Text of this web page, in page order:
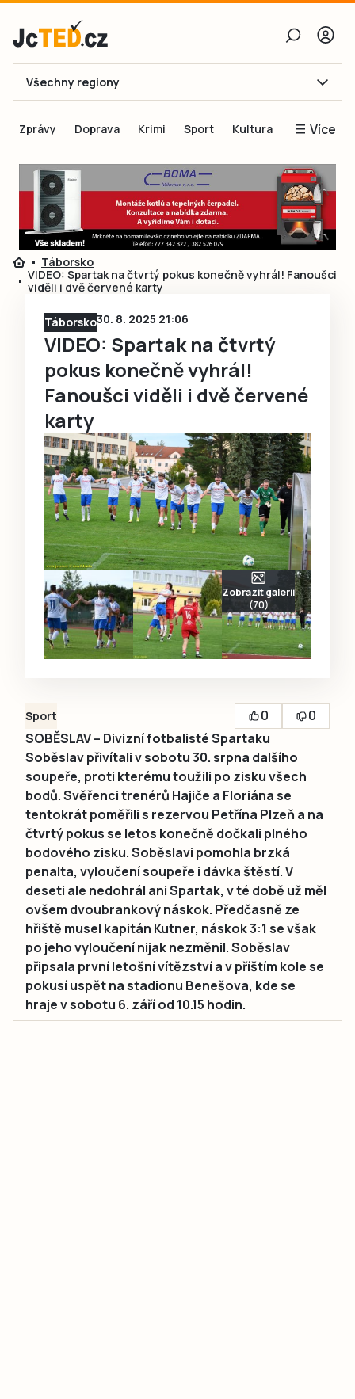
E-mail
Obnovit heslo
Přihlásit se
Ještě nemám účet, chci se
Všechny regiony
Zprávy Doprava Krimi Sport Kultura Více
Blogy
Inspirace
Čtenáři píší
Speciální přílohy
Táborsko
VIDEO: Spartak na čtvrtý pokus konečně vyhrál! Fanoušci
viděli i dvě červené karty
Táborsko30. 8. 2025 21:06
VIDEO: Spartak na čtvrtý
pokus konečně vyhrál!
Fanoušci viděli i dvě červené
karty
Zobrazit galerii
(70)
Sport 0
0
SOBĚSLAV – Divizní fotbalisté Spartaku
Soběslav přivítali v sobotu 30. srpna dalšího
soupeře, proti kterému toužili po zisku všech
bodů. Svěřenci trenérů Hajiče a Floriána se
tentokrát poměřili s rezervou Petřína Plzeň a na
čtvrtý pokus se letos konečně dočkali plného
bodového zisku. Soběslavi pomohla brzká
penalta, vyloučení soupeře i dávka štěstí. V
deseti ale nedohrál ani Spartak, v té době už měl
ovšem dvoubrankový náskok. Předčasně ze
hřiště musel kapitán Kutner, náskok 3:1 se však
po jeho vyloučení nijak nezměnil. Soběslav
připsala první letošní vítězství a v příštím kole se
pokusí uspět na stadionu Benešova, kde se
hraje v sobotu 6. září od 10.15 hodin.